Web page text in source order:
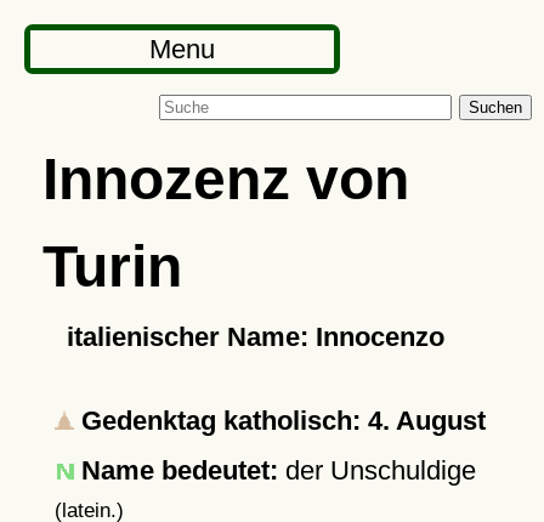
Menu
Suchen
Innozenz von
Turin
italienischer Name: Innocenzo
Gedenktag katholisch: 4. August
Name bedeutet: der Unschuldige
(latein.)